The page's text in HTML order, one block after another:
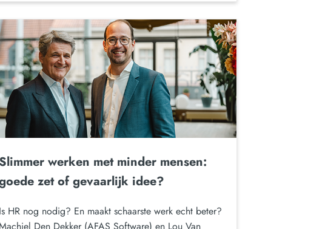
Slimmer werken met minder mensen:
zet of gevaarlijk idee?
Is HR nog nodig? En maakt schaarste werk echt beter?